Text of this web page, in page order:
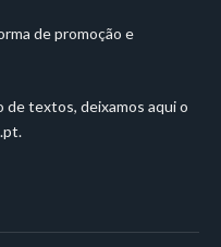
de promoção e
de textos, deixamos aqui o
.